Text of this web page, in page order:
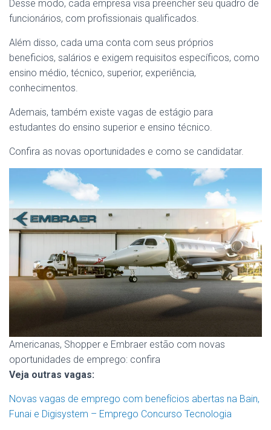
Desse modo, cada empresa visa preencher seu quadro de
funcionários, com profissionais qualificados.
Além disso, cada uma conta com seus próprios
beneficios, salários e exigem requisitos específicos, como
ensino médio, técnico, superior, experiência,
conhecimentos.
Ademais, também existe vagas de estágio para
estudantes do ensino superior e ensino técnico.
Confira as novas oportunidades e como se candidatar.
Americanas, Shopper e Embraer estão com novas
oportunidades de emprego: confira
Veja outras vagas:
Novas vagas de emprego com benefícios abertas na Bain,
Funai e Digisystem – Emprego Concurso Tecnologia